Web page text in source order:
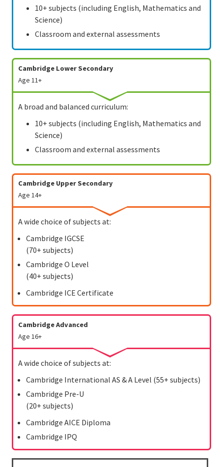
10+ subjects (including English, Mathematics and
Science)
Classroom and external assessments
Cambridge Lower Secondary
Age 11+
A broad and balanced curriculum:
10+ subjects (including English, Mathematics and
Science)
Classroom and external assessments
Cambridge Upper Secondary
Age 14+
A wide choice of subjects at:
Cambridge IGCSE
(70+ subjects)
Cambridge O Level
(40+ subjects)
Cambridge ICE Certificate
CambridgeAdvanced
Age 16+
A wide choice of subjects at:
Cambridge International AS & A Level (55+ subjects)
Cambridge Pre-U
(20+ subjects)
Cambridge AICE Diploma
Cambridge IPQ